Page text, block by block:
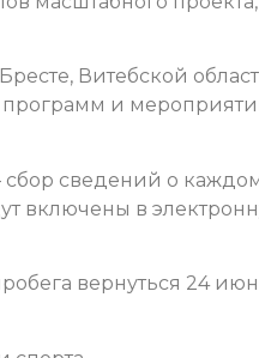
Витебской
программ и
сбор сведений о
включены в
вернуться 24